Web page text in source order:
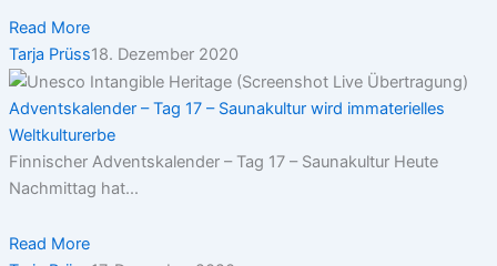
Read More
Tarja Prüss18. Dezember 2020
Adventskalender – Tag 17 – Saunakultur wird immaterielles
Weltkulturerbe
Finnischer Adventskalender – Tag 17 – Saunakultur Heute
Nachmittag hat...
Read More